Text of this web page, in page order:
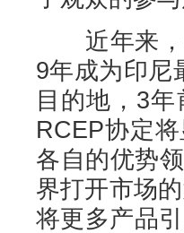
近年来，
9年成为印尼
目的地，3
RCEP协定
各自的优势
界打开市场
将更多产品